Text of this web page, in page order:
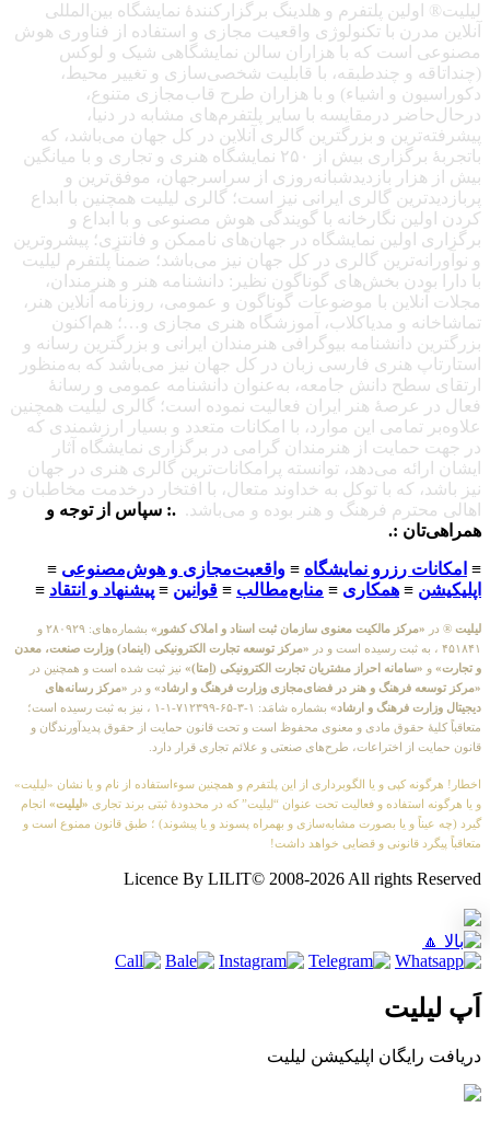
لیلیت® اولین پلتفرم و هلدینگ برگزارکنندهٔ نمایشگاه بین‌المللی
آنلاین مدرن با تکنولوژی واقعیت مجازی و استفاده از فناوری هوش
مصنوعی است که با هزاران سالن نمایشگاهی شیک و لوکس
(چنداتاقه و چندطبقه، با قابلیت شخصی‌سازی و تغییر محیط،
دکوراسیون و اشیاء) و با هزاران طرح قاب‌مجازی متنوع،
درحال‌حاضر درمقایسه با سایر پلتفرم‌های مشابه در دنیا،
پیشرفته‌ترین و بزرگترین گالری آنلاین در کل جهان می‌باشد، که
باتجربهٔ برگزاری بیش از ۲۵۰ نمایشگاه هنری و تجاری و با میانگین
بیش از هزار بازدیدشبانه‌روزی از سراسرجهان، موفق‌ترین و
پربازدیدترین گالری ایرانی نیز است؛ گالری لیلیت همچنین با ابداع
کردن اولین نگارخانه با گویندگی هوش مصنوعی و با ابداع و
برگزاری اولین نمایشگاه در جهان‌های ناممکن و فانتزی؛ پیشروترین
و نوآورانه‌ترین گالری در کل جهان نیز می‌باشد؛ ضمناً پلتفرم لیلیت
با دارا بودن بخش‌های گوناگون نظیر: دانشنامه هنر و هنرمندان،
مجلات آنلاین با موضوعات گوناگون و عمومی، روزنامه آنلاین هنر،
تماشاخانه و مدیاکلاب، آموزشگاه هنری مجازی و…؛ هم‌اکنون
بزرگترین دانشنامه بیوگرافی هنرمندان ایرانی و بزرگترین رسانه و
استارتاپ هنری فارسی زبان در کل جهان نیز می‌باشد که به‌منظور
ارتقای سطح دانش جامعه، به‌عنوان دانشنامه عمومی و رسانهٔ
فعال در عرصهٔ هنر ایران فعالیت نموده است؛ گالری لیلیت همچنین
علاوه‌بر تمامی این موارد، با امکانات متعدد و بسیار ارزشمندی که
در جهت حمایت از هنرمندان گرامی در برگزاری نمایشگاه آثار
ایشان ارائه می‌دهد، توانسته پرامکانات‌ترین گالری هنری در جهان
نیز باشد، که با توکل به خداوند متعال، با افتخار درخدمت مخاطبان و
اهالی محترم فرهنگ و هنر بوده و می‌باشد. .: سپاس از توجه و
همراهی‌تان :.
≡ امکانات رزرو نمایشگاه ≡ واقعیت‌مجازی و هوش‌مصنوعی ≡
اپلیکیشن ≡ همکاری ≡ منابع‌مطالب ≡ قوانین ≡ پیشنهاد و انتقاد ≡
لیلیت ® در «مرکز مالکیت معنوی سازمان ثبت اسناد و املاک کشور»
بشماره‌های: ۲۸۰۹۲۹ و
۴۵۱۸۴۱ ، به ثبت رسیده است و در
«مرکز توسعه تجارت الکترونیکی (اینماد) وزارت صنعت، معدن
و تجارت» و «سامانه احراز مشتریان تجارت الکترونیکی (اِمتا)» نیز ثبت شده است و همچنین در
«مرکز توسعه فرهنگ و هنر در فضای‌مجازی وزارت فرهنگ و ارشاد» و در «مرکز رسانه‌های
دیجیتال وزارت فرهنگ و ارشاد»
بشماره شامَد: ۱-۳-۶۵-۷۱۲۳۹۹-۱-۱ ، نیز به ثبت رسیده است؛
متعاقباً کلیهٔ حقوق مادی و معنوی محفوظ است و تحت قانون حمایت از حقوق پدیدآورندگان و
قانون حمایت از اختراعات، طرح‌های صنعتی و علائم تجاری قرار دارد.
اخطار! هرگونه کپی و یا الگوبرداری از این پلتفرم و همچنین سوءاستفاده از نام و یا نشان «لیلیت»
و یا هرگونه استفاده و فعالیت تحت عنوان “لیلیت” که در محدودهٔ ثبتی برند تجاری «لیلیت» انجام
گیرد (چه عیناً و یا بصورت مشابه‌سازی و بهمراه پسوند و یا پیشوند) ؛ طبق قانون ممنوع است و
متعاقباً پیگرد قانونی و قضایی خواهد داشت!
Licence By LILIT© 2008-2026 All rights Reserved
اَپ لیلیت
دریافت رایگان اپلیکیشن لیلیت